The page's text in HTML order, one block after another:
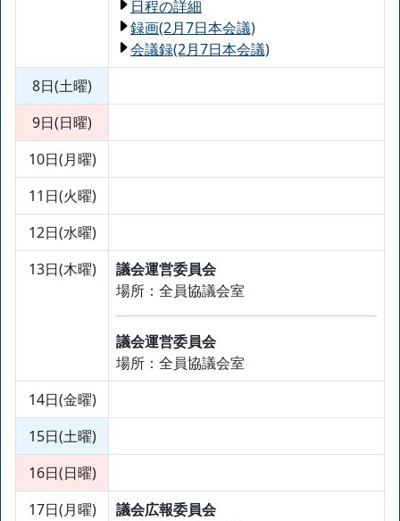
日程の詳細
録画(2月7日本会議)
会議録(2月7日本会議)
8日(土曜)
9日(日曜)
10日(月曜)
11日(火曜)
12日(水曜)
13日(木曜)
議会運営委員会
場所：全員協議会室
議会運営委員会
場所：全員協議会室
14日(金曜)
15日(土曜)
16日(日曜)
17日(月曜)
議会広報委員会